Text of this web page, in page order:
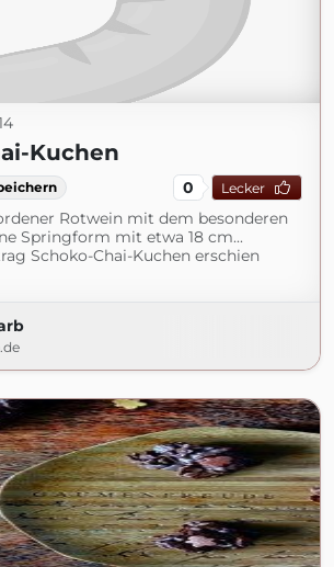
Kuchen
0 Lecker
Rotwein mit dem besonderen
Springform mit etwa 18 cm...
Schoko-Chai-Kuchen erschien